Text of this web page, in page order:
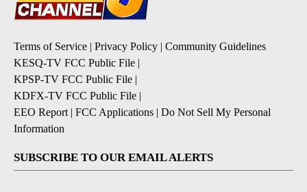
Terms of Service | Privacy Policy | Community Guidelines
KESQ-TV FCC Public File |
KPSP-TV FCC Public File |
KDFX-TV FCC Public File |
EEO Report | FCC Applications | Do Not Sell My Personal
Information
SUBSCRIBE TO OUR EMAIL ALERTS